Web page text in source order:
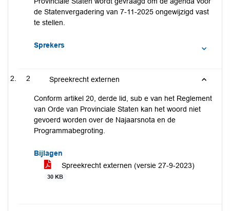
de Statenvergadering van 7-11-2025 ongewijzigd vast
te stellen.
Sprekers
2 Spreekrecht externen
Conform artikel 20, derde lid, sub e van het Reglement
van Orde van Provinciale Staten kan het woord niet
gevoerd worden over de Najaarsnota en de
Programmabegroting.
Bijlagen
Spreekrecht externen (versie 27-9-2023)
30 KB